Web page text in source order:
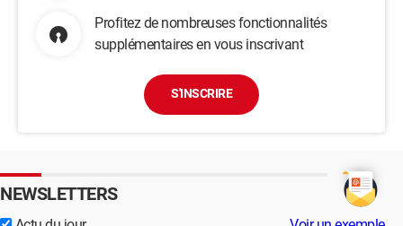
Profitez de nombreuses fonctionnalités
supplémentaires en vous inscrivant
S'INSCRIRE
NEWSLETTERS